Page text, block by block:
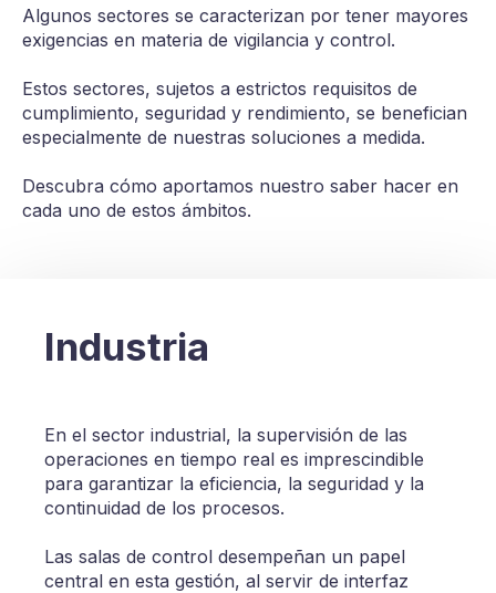
Algunos sectores se caracterizan por tener mayores
exigencias en materia de vigilancia y control.
Estos sectores, sujetos a estrictos requisitos de
cumplimiento, seguridad y rendimiento, se benefician
especialmente de nuestras soluciones a medida.
Descubra cómo aportamos nuestro saber hacer en
cada uno de estos ámbitos.
Industria
En el sector industrial, la supervisión de las
operaciones en tiempo real es imprescindible
para garantizar la eficiencia, la seguridad y la
continuidad de los procesos.
Las salas de control desempeñan un papel
central en esta gestión, al servir de interfaz